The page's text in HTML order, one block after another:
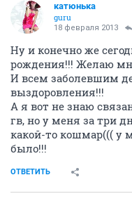
катюнька
guru
18 февраля 2013
Ну и конечно же
рождения!!! Желаю
И всем заболевшим
выздоровления!!!
А я вот не знаю
гв, но у меня за три
какой-то кошмар((( у
было!!!
ОТВЕТИТЬ